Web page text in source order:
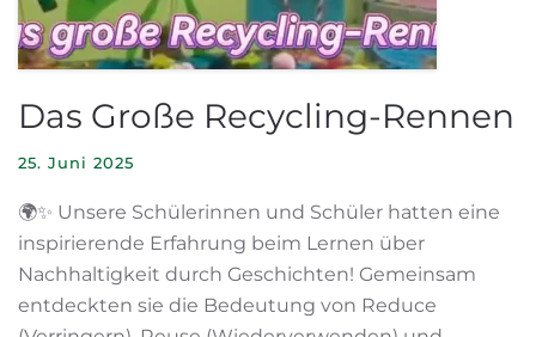
Das Große Recycling-Rennen
25. Juni 2025
🌍✨ Unsere Schülerinnen und Schüler hatten eine
inspirierende Erfahrung beim Lernen über
Nachhaltigkeit durch Geschichten! Gemeinsam
entdeckten sie die Bedeutung von Reduce